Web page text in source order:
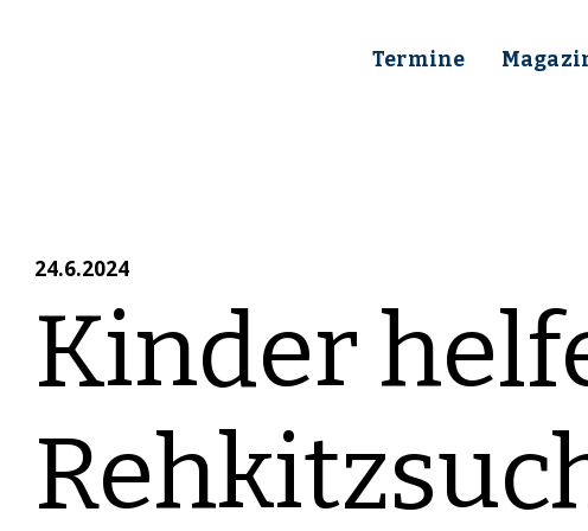
Termine
24.6.2024
Kinder